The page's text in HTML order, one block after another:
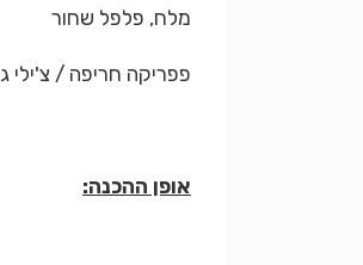
מלח, פלפל שחור
פפריקה חריפה / צ'ילי
אופן ההכנה: